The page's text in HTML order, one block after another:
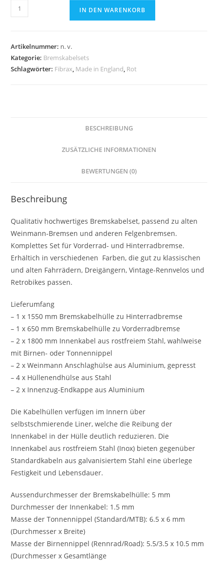
Bremskabelset
Fibrax
Menge
IN DEN WARENKORB
Artikelnummer: n. v.
Kategorie: Bremskabelsets
Schlagwörter: Fibrax, Made in England, Rot
BESCHREIBUNG
ZUSÄTZLICHE INFORMATIONEN
BEWERTUNGEN (0)
Beschreibung
Qualitativ hochwertiges Bremskabelset, passend zu alten
Weinmann-Bremsen und anderen Felgenbremsen.
Komplettes Set für Vorderrad- und Hinterradbremse.
Erhältich in verschiedenen Farben, die gut zu klassischen
und alten Fahrrädern, Dreigängern, Vintage-Rennvelos und
Retrobikes passen.
Lieferumfang
– 1 x 1550 mm Bremskabelhülle zu Hinterradbremse
– 1 x 650 mm Bremskabelhülle zu Vorderradbremse
– 2 x 1800 mm Innenkabel aus rostfreiem Stahl, wahlweise
mit Birnen- oder Tonnennippel
– 2 x Weinmann Anschlaghülse aus Aluminium, gepresst
– 4 x Hüllenendhülse aus Stahl
– 2 x Innenzug-Endkappe aus Aluminium
Die Kabelhüllen verfügen im Innern über
selbstschmierende Liner, welche die Reibung der
Innenkabel in der Hülle deutlich reduzieren. Die
Innenkabel aus rostfreiem Stahl (Inox) bieten gegenüber
Standardkabeln aus galvanisiertem Stahl eine überlege
Festigkeit und Lebensdauer.
Aussendurchmesser der Bremskabelhülle: 5 mm
Durchmesser der Innenkabel: 1.5 mm
Masse der Tonnennippel (Standard/MTB): 6.5 x 6 mm
(Durchmesser x Breite)
Masse der Birnennippel (Rennrad/Road): 5.5/3.5 x 10.5 mm
(Durchmesser x Gesamtlänge